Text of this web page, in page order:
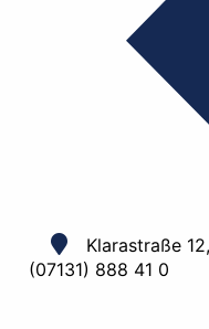
Klarastraße
(07131) 888 41 0